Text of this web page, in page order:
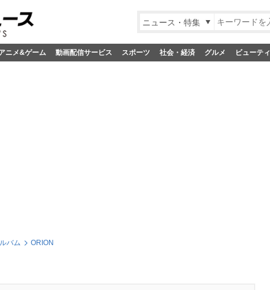
ニュース・特集
ニメ&ゲーム 動画配信サービス スポーツ 社会・経済 グルメ ビューティ
バム ORION